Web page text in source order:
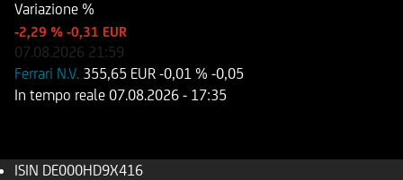
Variazione %
-2,29 % -0,31 EUR
07.08.2026 21:59
Ferrari N.V. 355,65 EUR -0,01 % -0,05
In tempo reale 07.08.2026 - 17:35
ISIN DE000HD9X416